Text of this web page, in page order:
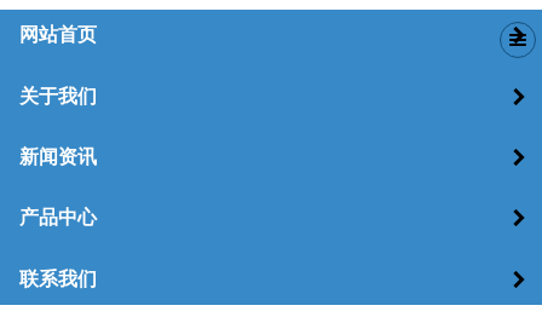
网站首页
关于我们
新闻资讯
产品中心
联系我们